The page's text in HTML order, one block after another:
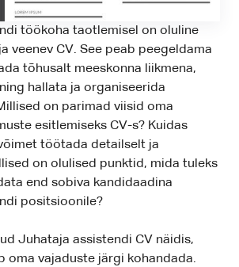
töökoha taotlemisel on oluline
veenev CV. See peab peegeldama
tõhusalt meeskonna liikmena,
hallata ja organiseerida
on parimad viisid oma
esitlemiseks CV-s? Kuidas
töötada detailselt ja
on olulised punktid, mida tuleks
end sobiva kandidaadina
positsioonile?
Juhataja assistendi CV näidis,
oma vajaduste järgi kohandada.